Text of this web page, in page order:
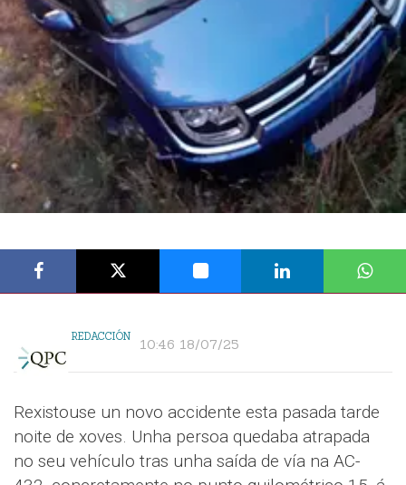
REDACCIÓN 10:46 18/07/25
Rexistouse un novo accidente esta pasada tarde
noite de xoves. Unha persoa quedaba atrapada
no seu vehículo tras unha saída de vía na AC-